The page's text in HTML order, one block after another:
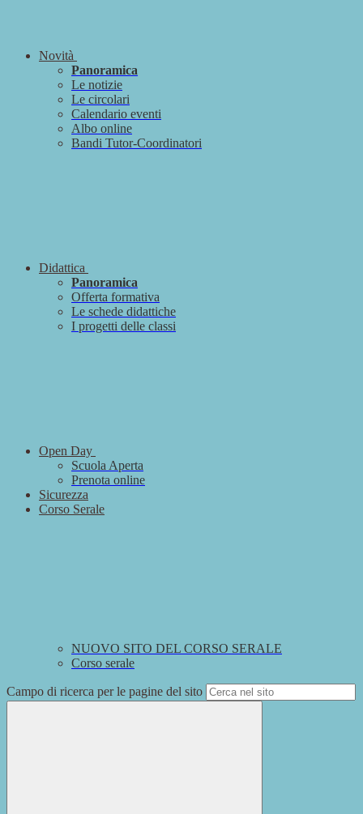
Novità
Panoramica
Le notizie
Le circolari
Calendario eventi
Albo online
Bandi Tutor-Coordinatori
Didattica
Panoramica
Offerta formativa
Le schede didattiche
I progetti delle classi
Open Day
Scuola Aperta
Prenota online
Sicurezza
Corso Serale
NUOVO SITO DEL CORSO SERALE
Corso serale
Campo di ricerca per le pagine del sito